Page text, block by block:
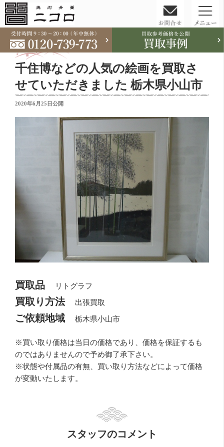
千住博などの人気の絵画を買取さ
せていただきました 栃木県小山市
投
2020年6月25日公開
買取品 リトグラフ
買取り方法 出張買取
ご依頼地域 栃木県小山市
※買い取り価格は当日の価格であり、価格を保証するも
のではありませんので予め御了承下さい。
※状態や付属品の有無、買い取り方法などによって価格
が変動いたします。
スタッフのコメント